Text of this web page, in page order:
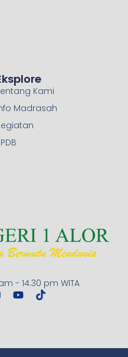
- 14.30 pm WITA
Kami
Madrasah